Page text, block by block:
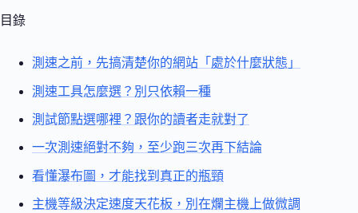
目錄
測速之前，先搞清楚你的網站「處於什麼狀態」
測速工具怎麼選？別只依賴一種
測試節點選哪裡？跟你的讀者走就對了
一次測速絕對不夠，至少跑三次再下結論
看懂瀑布圖，才能找到真正的瓶頸
主機等級決定速度天花板，別在爛主機上做微調